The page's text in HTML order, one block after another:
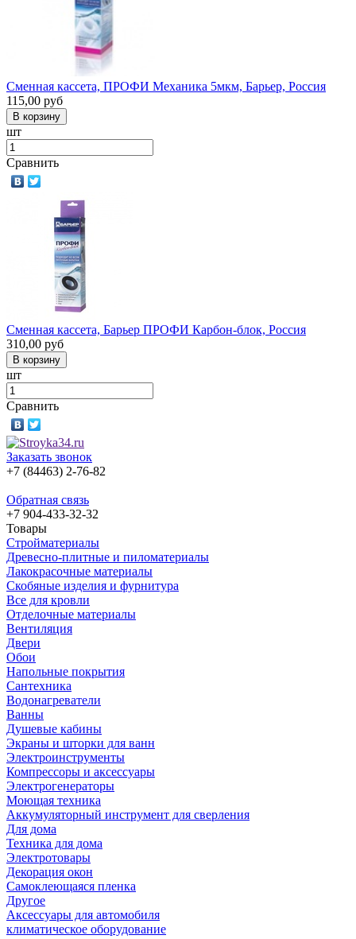
Сменная кассета, ПРОФИ Механика 5мкм, Барьер, Россия
115,00 руб
шт
Сравнить
Сменная кассета, Барьер ПРОФИ Карбон-блок, Россия
310,00 руб
шт
Сравнить
Заказать звонок
+7 (84463) 2-76-82
Обратная связь
+7 904-433-32-32
Товары
Стройматериалы
Древесно-плитные и пиломатериалы
Лакокрасочные материалы
Скобяные изделия и фурнитура
Все для кровли
Отделочные материалы
Вентиляция
Двери
Обои
Напольные покрытия
Сантехника
Водонагреватели
Ванны
Душевые кабины
Экраны и шторки для ванн
Электроинструменты
Компрессоры и аксессуары
Электрогенераторы
Моющая техника
Аккумуляторный инструмент для сверления
Для дома
Техника для дома
Электротовары
Декорация окон
Самоклеющаяся пленка
Другое
Аксессуары для автомобиля
климатическое оборудование